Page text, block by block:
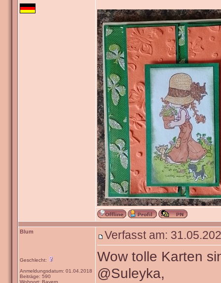
Blum
Geschlecht:
Anmeldungsdatum: 01.04.2018
Beiträge: 590
Wohnort: Bayern
Verfasst am:
Wow tolle Karten
@Suleyka,